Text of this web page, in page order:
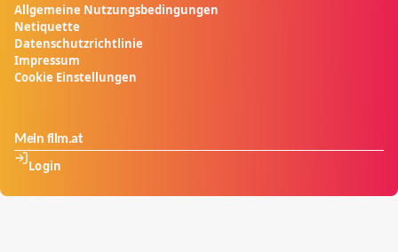
Allgemeine Nutzungsbedingungen
Netiquette
Datenschutzrichtlinie
Impressum
Cookie Einstellungen
Mein film.at
Login